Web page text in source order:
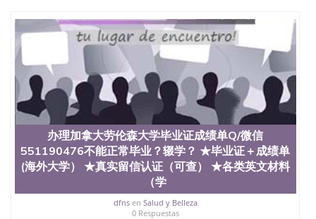
办理加拿大劳伦森大学毕业证成绩单Q/微信
551190476不能正常毕业？辍学？ ★毕业证＋成绩单
(海外大学） ★真实留信认证（可查） ★各类英文材料
（学
dfnsen Salud y Belleza
0 Respuestas